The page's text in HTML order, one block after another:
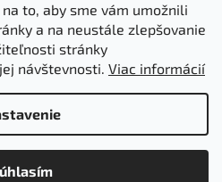
to, aby sme vám umožnili
a na neustále zlepšovanie
stránky
návštevnosti. Viac informácií
cookies